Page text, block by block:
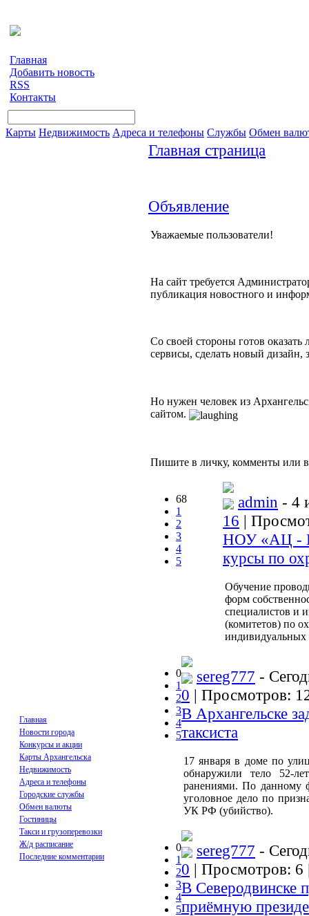
Главная
Добавить новость
RSS
Контакты
Карты Недвижимость Адреса и телефоны Службы Обмен
Главная
Новости города
Конкурсы и акции
Карты Архангельска
Недвижимость
Адреса и телефоны
Городские службы
Обмен валюты
Гостиницы
Такси и грузоперевозки
Ж/д расписание
Последние комментарии
Главная страница
Объявление
Уважаемые пользователи!
На сайт требуется
публикация новостного и
Со своей стороны готов
сервисы, сделать новый дизайн,
Но нужен человек из
сайтом.
Пишите в личку, комменты или в
68
1
2
3
4
5
admin - 4
16 |
НОУ «АЦ -
курсы по
Обучение
форм
специалистов и
(комитетов) по
индивидуальных
0
1
2
3
4
5
sereg777 -
0 | Просмотров:
В Архангельске
таксиста
17 января в доме по
обнаружили тело 52-
ранениями. По данному
уголовное дело по
УК РФ (убийство).
0
1
2
3
4
5
sereg777 -
0 | Просмотров:
В Северодвинске
приёмную